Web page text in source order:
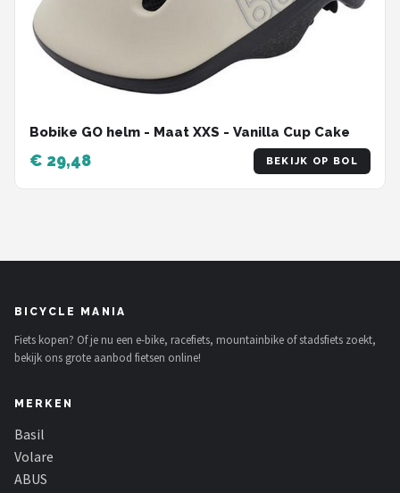
Bobike GO helm - Maat XXS - Vanilla Cup Cake
€ 29,48 BEKIJK OP BOL
BICYCLE MANIA
Fiets kopen? Of je nu een e-bike, racefiets, mountainbike of stadsfiets zoekt,
bekijk ons grote aanbod fietsen online!
MERKEN
Basil
Volare
ABUS